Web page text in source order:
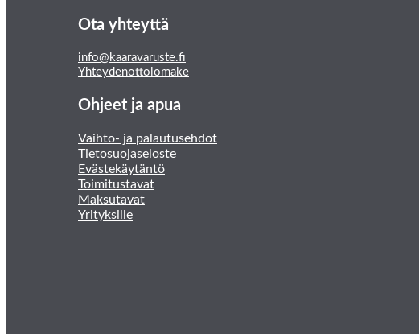
Ota yhteyttä
info@kaaravaruste.fi
Yhteydenottolomake
Ohjeet ja apua
Vaihto- ja palautusehdot
Tietosuojaseloste
Evästekäytäntö
Toimitustavat
Maksutavat
Yrityksille